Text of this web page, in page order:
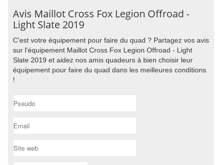
Avis Maillot Cross Fox Legion Offroad -
Light Slate 2019
C'est votre équipement pour faire du quad ? Partagez vos avis
sur l'équipement Maillot Cross Fox Legion Offroad - Light
Slate 2019 et aidez nos amis quadeurs à bien choisir leur
équipement pour faire du quad dans les meilleures conditions
!